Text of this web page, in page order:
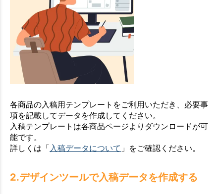
各商品の入稿用テンプレートをご利用いただき、必要事
項を記載してデータを作成してください。
入稿テンプレートは各商品ページよりダウンロードが可
能です。
詳しくは「入稿データについて 」をご確認ください。
2.デザインツールで入稿データを作成する